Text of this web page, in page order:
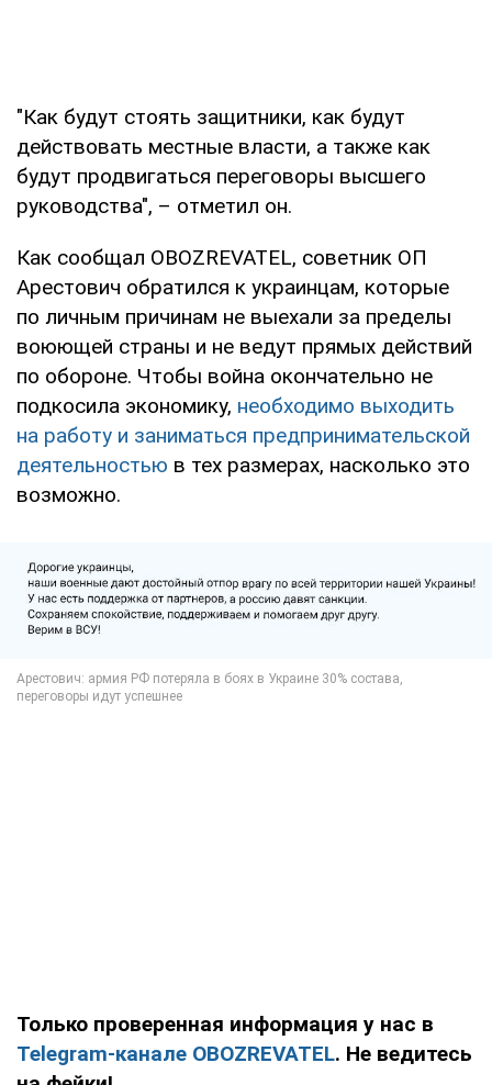
"Как будут стоять защитники, как будут
действовать местные власти, а также как
будут продвигаться переговоры высшего
руководства", – отметил он.
Как сообщал OBOZREVATEL, советник ОП
Арестович обратился к украинцам, которые
по личным причинам не выехали за пределы
воюющей страны и не ведут прямых действий
по обороне. Чтобы война окончательно не
подкосила экономику, необходимо выходить
на работу и заниматься предпринимательской
деятельностью в тех размерах, насколько это
возможно.
Только проверенная информация у нас в
Telegram-канале OBOZREVATEL. Не ведитесь